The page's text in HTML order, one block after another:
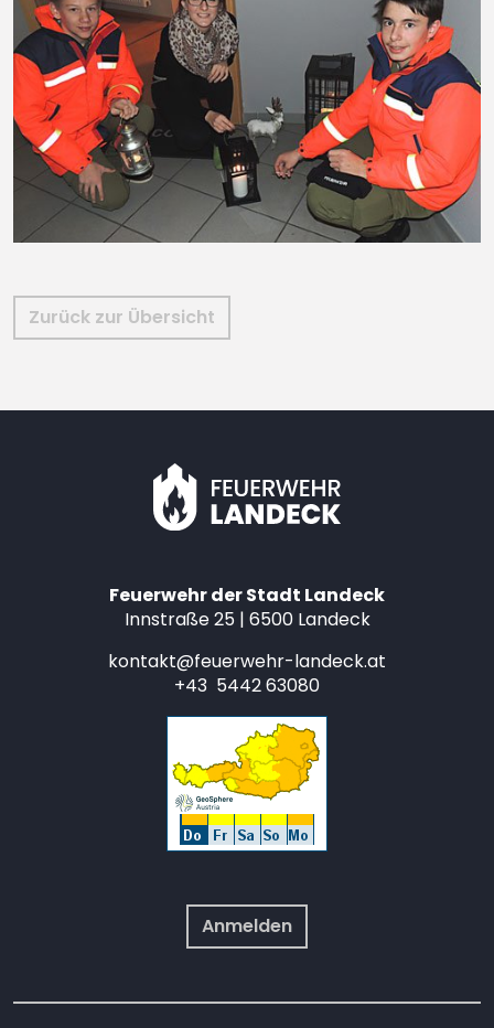
Zurück zur Übersicht
Feuerwehr der Stadt Landeck
Innstraße 25 | 6500 Landeck
kontakt@feuerwehr-landeck.at
+43 5442 63080
Anmelden